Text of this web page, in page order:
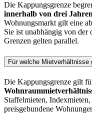
Die Kappungsgrenze
innerhalb von drei
Wohnungsmarkt gilt eine
Sie ist unabhängig von
Grenzen gelten parallel.
Für welche Mietverhältnisse
Die Kappungsgrenze gilt
Staffelmieten,
preisgebundene